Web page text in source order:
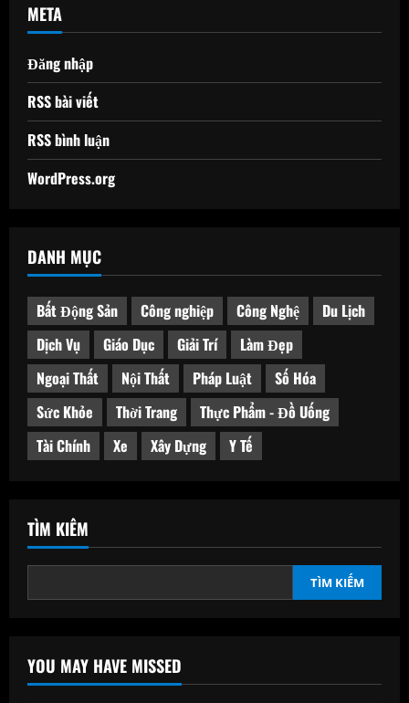
META
Đăng nhập
RSS bài viết
RSS bình luận
WordPress.org
DANH MỤC
Bất Động Sản Công nghiệp Công Nghệ
Du Lịch
Dịch Vụ
Giáo Dục Giải Trí
Làm Đẹp
Ngoại Thất
Nội Thất Pháp Luật
Số Hóa
Sức Khỏe
Thời Trang
Thực Phẩm - Đồ Uống
Tài Chính
Xe Xây Dựng Y Tế
TÌM KIẾM
TÌM KIẾM
YOU MAY HAVE MISSED